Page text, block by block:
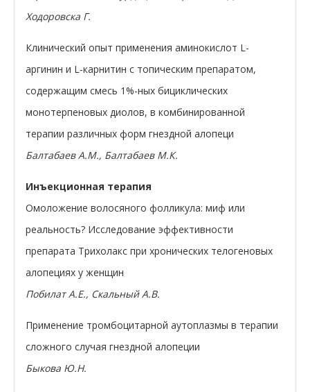
Ходоровска Г.
Клинический опыт применения аминокислот L-
аргинин и L-карнитин с топическим препаратом,
содержащим смесь 1%-ных бициклических
монотерпеновых диолов, в комбинированной
терапии различных форм гнездной алопеци
Балтабаев А.М., Балтабаев М.К.
Инъекционная терапия
Омоложение волосяного фолликула: миф или
реальность? Исследование эффективности
препарата Трихолакс при хронических телогеновых
алопециях у женщин
Побилат А.Е., Скальный А.В.
Применение тромбоцитарной аутоплазмы в терапии
сложного случая гнездной алопеции
Быкова Ю.Н.